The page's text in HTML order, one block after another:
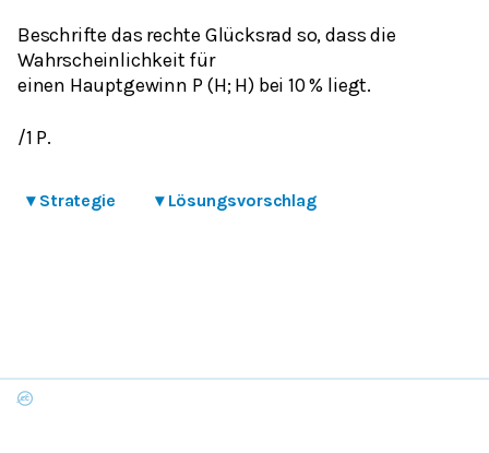
Beschrifte das rechte Glücksrad so, dass die
Wahrscheinlichkeit für
einen Hauptgewinn P (H; H) bei 10 % liegt.
/1 P.
▾ Strategie ▾ Lösungsvorschlag